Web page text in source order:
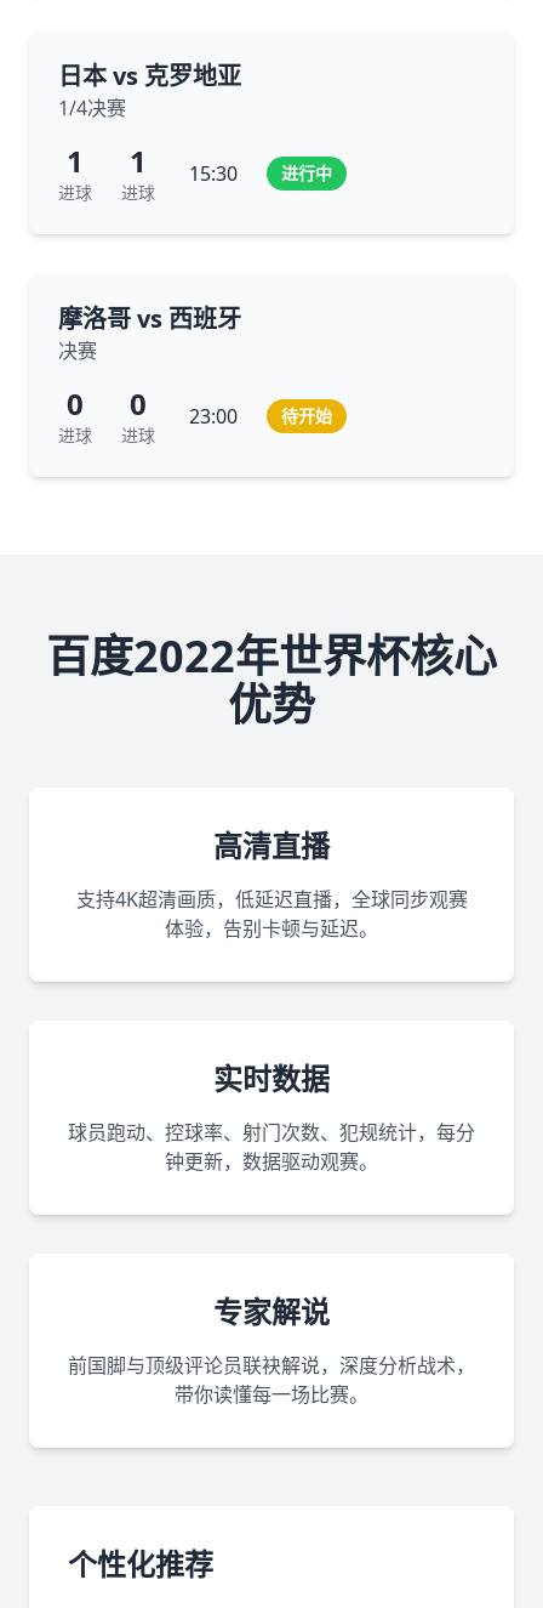
日本 vs 克罗地亚
1/4决赛
1
进球
1
进球
15:30 进行中
摩洛哥 vs 西班牙
决赛
0
进球
0
进球
23:00 待开始
百度2022年世界杯核心
优势
高清直播
支持4K超清画质，低延迟直播，全球同步观赛
体验，告别卡顿与延迟。
实时数据
球员跑动、控球率、射门次数、犯规统计，每分
钟更新，数据驱动观赛。
专家解说
前国脚与顶级评论员联袂解说，深度分析战术，
带你读懂每一场比赛。
个性化推荐